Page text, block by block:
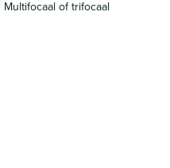
Multifocaal of trifocaal